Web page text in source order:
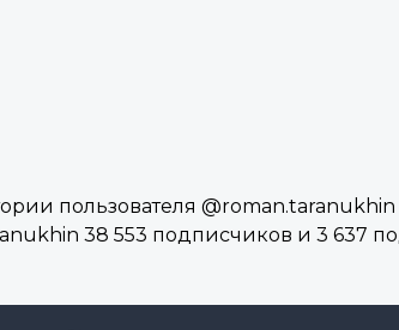
пользователя
38 553 подписчиков и 3 637